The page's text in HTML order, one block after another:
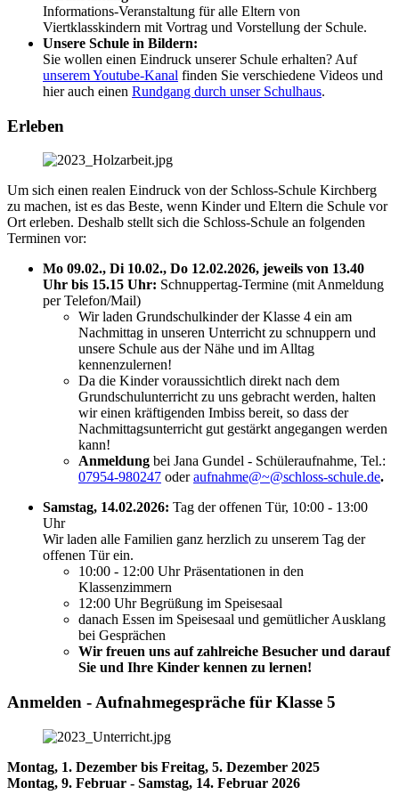
Informations-Veranstaltung für alle Eltern von
Viertklasskindern mit Vortrag und Vorstellung der Schule.
Unsere Schule in Bildern:
Sie wollen einen Eindruck unserer Schule erhalten? Auf
unserem Youtube-Kanal finden Sie verschiedene Videos und
hier auch einen Rundgang durch unser Schulhaus.
Erleben
Um sich einen realen Eindruck von der Schloss-Schule Kirchberg
zu machen, ist es das Beste, wenn Kinder und Eltern die Schule vor
Ort erleben. Deshalb stellt sich die Schloss-Schule an folgenden
Terminen vor:
Mo 09.02., Di 10.02., Do 12.02.2026, jeweils von 13.40
Uhr bis 15.15 Uhr: Schnuppertag-Termine (mit Anmeldung
per Telefon/Mail)
Wir laden Grundschulkinder der Klasse 4 ein am
Nachmittag in unseren Unterricht zu schnuppern und
unsere Schule aus der Nähe und im Alltag
kennenzulernen!
Da die Kinder voraussichtlich direkt nach dem
Grundschulunterricht zu uns gebracht werden, halten
wir einen kräftigenden Imbiss bereit, so dass der
Nachmittagsunterricht gut gestärkt angegangen werden
kann!
Anmeldung bei Jana Gundel - Schüleraufnahme, Tel.:
07954-980247 oderaufnahme@~@schloss-schule.de.
Samstag, 14.02.2026: Tag der offenen Tür, 10:00 - 13:00
Uhr
Wir laden alle Familien ganz herzlich zu unserem Tag der
offenen Tür ein.
10:00 - 12:00 Uhr Präsentationen in den
Klassenzimmern
12:00 Uhr Begrüßung im Speisesaal
danach Essen im Speisesaal und gemütlicher Ausklang
bei Gesprächen
Wir freuen uns auf zahlreiche Besucher und darauf
Sie und Ihre Kinder kennen zu lernen!
Anmelden - Aufnahmegespräche für Klasse 5
Montag, 1. Dezember bis Freitag, 5. Dezember 2025
Montag, 9. Februar - Samstag, 14. Februar 2026